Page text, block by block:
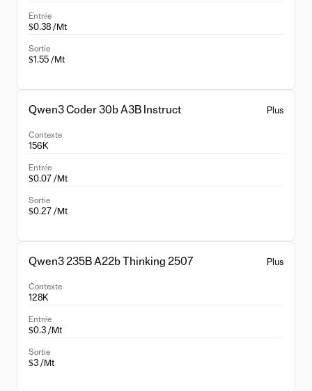
Entrée
$0.38 /Mt
Sortie
$1.55 /Mt
Qwen3 Coder 30b A3B Instruct Plus
Contexte
156K
Entrée
$0.07 /Mt
Sortie
$0.27 /Mt
Qwen3 235B A22b Thinking 2507 Plus
Contexte
128K
Entrée
$0.3 /Mt
Sortie
$3 /Mt